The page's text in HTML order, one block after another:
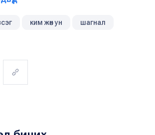
ким жөн ун шагнал